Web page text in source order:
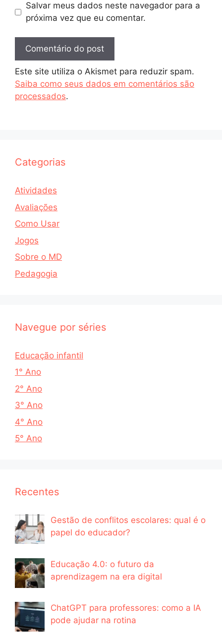
Salvar meus dados neste navegador para a
próxima vez que eu comentar.
Este site utiliza o Akismet para reduzir spam.
Saiba como seus dados em comentários são
processados.
Categorias
Atividades
Avaliações
Como Usar
Jogos
Sobre o MD
Pedagogia
Navegue por séries
Educação infantil
1° Ano
2° Ano
3° Ano
4° Ano
5° Ano
Recentes
Gestão de conflitos escolares: qual é o
papel do educador?
Educação 4.0: o futuro da
aprendizagem na era digital
ChatGPT para professores: como a IA
pode ajudar na rotina